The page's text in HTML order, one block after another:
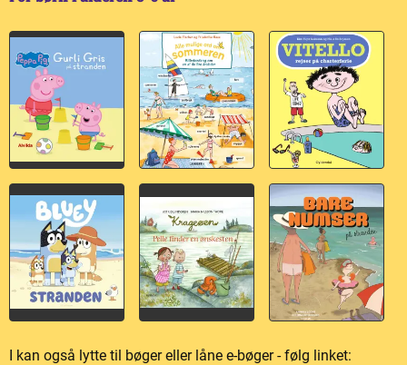
I kan også lytte til bøger eller låne e-bøger - følg linket: